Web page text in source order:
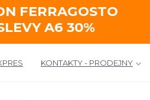
FERRAGOSTO
A6 30%
KONTAKTY - PRODEJNY